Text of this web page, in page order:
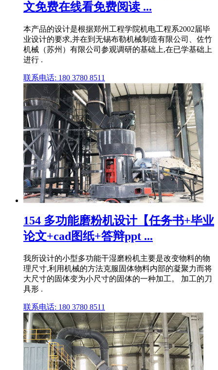
文免费在线看免费阅读 ...
本产品的设计是根据郑州工程学院机电工程系2002届毕
业设计的要求,并在到无锡布勒机械制造有限公司、佐竹
机械（苏州）有限公司参观调研的基础上,在已学基础上
进行 .
联系电话: 180 3780 8511
154 多功能磨粉机设计【任务书+毕业
论文+cad图纸+答辩ppt ...
我所设计的小型多功能干湿磨粉机主要是改变物料的物
理尺寸,利用机械的方法克服固体物料内部的凝聚力而将
大尺寸的固体变为小尺寸的固体的一种加工。 加工的刀
具形 .
联系电话: 180 3780 8511